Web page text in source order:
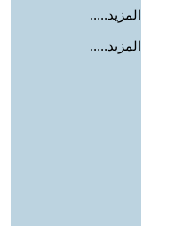
المزيد.....
المزيد.....